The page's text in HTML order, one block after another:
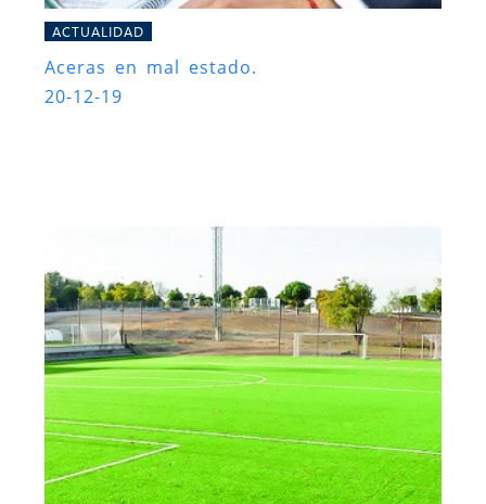
ACTUALIDAD
Aceras en mal estado.
20-12-19